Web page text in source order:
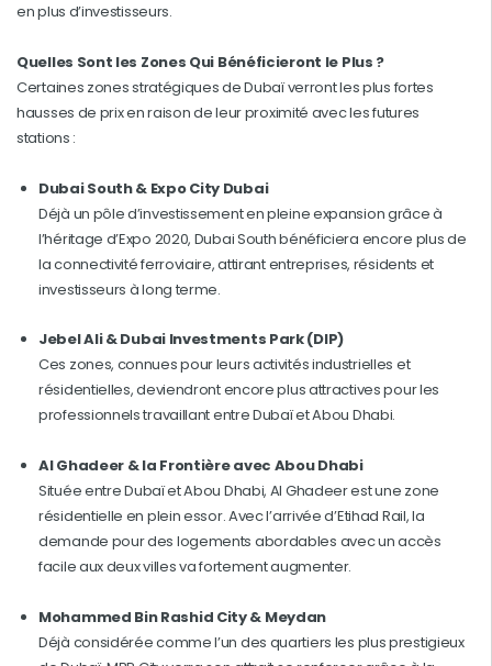
en plus d’investisseurs.
Quelles Sont les Zones Qui Bénéficieront le Plus ?
Certaines zones stratégiques de Dubaï verront les plus fortes
hausses de prix en raison de leur proximité avec les futures
stations :
Dubai South & Expo City Dubai
Déjà un pôle d’investissement en pleine expansion grâce à
l’héritage d’Expo 2020, Dubai South bénéficiera encore plus de
la connectivité ferroviaire, attirant entreprises, résidents et
investisseurs à long terme.
Jebel Ali & Dubai Investments Park (DIP)
Ces zones, connues pour leurs activités industrielles et
résidentielles, deviendront encore plus attractives pour les
professionnels travaillant entre Dubaï et Abou Dhabi.
Al Ghadeer & la Frontière avec Abou Dhabi
Située entre Dubaï et Abou Dhabi, Al Ghadeer est une zone
résidentielle en plein essor. Avec l’arrivée d’Etihad Rail, la
demande pour des logements abordables avec un accès
facile aux deux villes va fortement augmenter.
Mohammed Bin Rashid City & Meydan
Déjà considérée comme l’un des quartiers les plus prestigieux